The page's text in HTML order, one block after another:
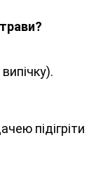
підігріти